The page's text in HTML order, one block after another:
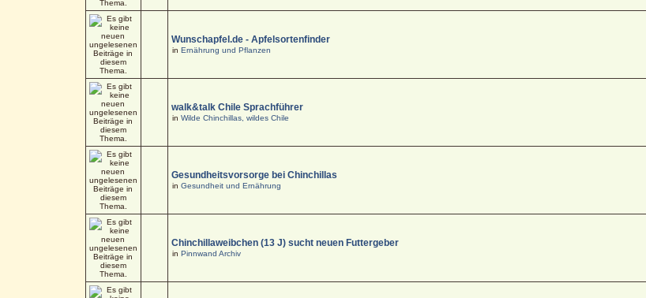
Wunschapfel.de - Apfelsortenfinder
in Ernährung und Pflanzen
walk&talk Chile Sprachführer
in Wilde Chinchillas, wildes Chile
Gesundheitsvorsorge bei Chinchillas
in Gesundheit und Ernährung
Chinchillaweibchen (13 J) sucht neuen Futtergeber
in Pinnwand Archiv